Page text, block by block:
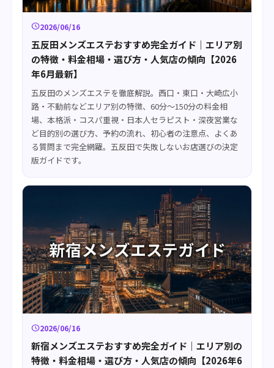
schedule2026/06/16
五反田メンズエステおすすめ完全ガイド｜エリア別
の特徴・料金相場・選び方・人気店の傾向【2026
年6月最新】
五反田のメンズエステを徹底解説。西口・東口・大崎広小
路・不動前などエリア別の特徴、60分〜150分の料金相
場、本格派・コスパ重視・日本人セラピスト・深夜営業な
ど目的別の選び方、予約の流れ、初心者の注意点、よくあ
る質問まで完全網羅。五反田で失敗しないお店選びの決定
版ガイドです。
schedule2026/06/16
新宿メンズエステおすすめ完全ガイド｜エリア別の
特徴・料金相場・選び方・人気店の傾向【2026年6